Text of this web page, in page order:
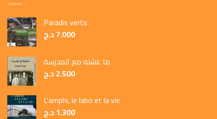
Paradis verts
7.000د.ج
ما عشته مع المدرسة
2.500د.ج
L'amphi, le labo et la vie
1.300د.ج